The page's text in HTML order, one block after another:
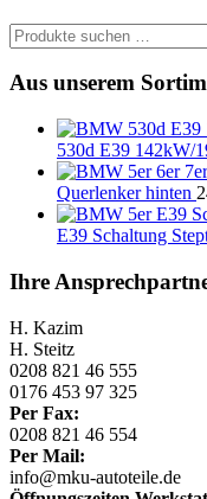
Suchen
nach:
Aus unserem
530d E39 142kW/
Querlenker hinten
E39 Schaltung
Ihre
H. Kazim
H. Steitz
0208 821 46 555
0176 453 97 325
Per Fax:
0208 821 46 554
Per Mail:
info@mku-autoteile.de